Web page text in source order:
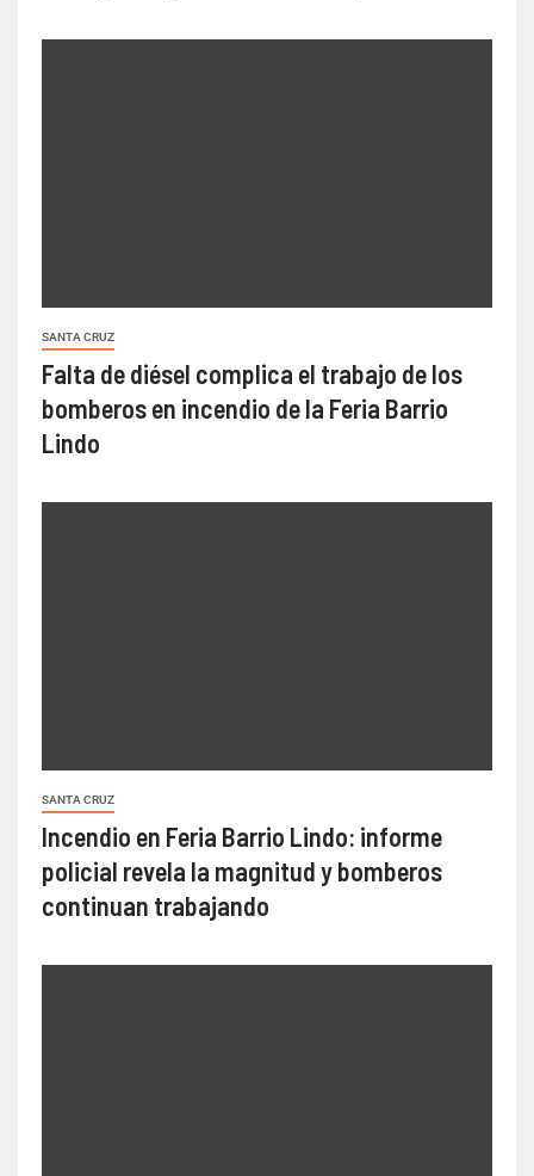
SANTA CRUZ
Falta de diésel complica el trabajo de los
bomberos en incendio de la Feria Barrio
Lindo
SANTA CRUZ
Incendio en Feria Barrio Lindo: informe
policial revela la magnitud y bomberos
continuan trabajando